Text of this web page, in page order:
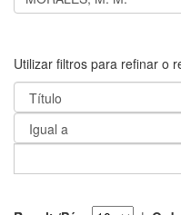
Utilizar filtros para refinar o